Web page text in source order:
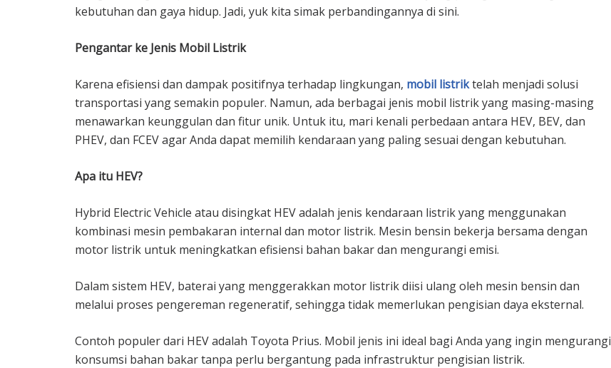
kebutuhan dan gaya hidup. Jadi, yuk kita simak perbandingannya di sini.
Pengantar ke Jenis Mobil Listrik
Karena efisiensi dan dampak positifnya terhadap lingkungan, mobil listriktelah menjadi solusi
transportasi yang semakin populer. Namun, ada berbagai jenis mobil listrik yang masing-masing
menawarkan keunggulan dan fitur unik. Untuk itu, mari kenali perbedaan antara HEV, BEV, dan
PHEV, dan FCEV agar Anda dapat memilih kendaraan yang paling sesuai dengan kebutuhan.
Apa itu HEV?
Hybrid Electric Vehicle atau disingkat HEV adalah jenis kendaraan listrik yang menggunakan
kombinasi mesin pembakaran internal dan motor listrik. Mesin bensin bekerja bersama dengan
motor listrik untuk meningkatkan efisiensi bahan bakar dan mengurangi emisi.
Dalam sistem HEV, baterai yang menggerakkan motor listrik diisi ulang oleh mesin bensin dan
melalui proses pengereman regeneratif, sehingga tidak memerlukan pengisian daya eksternal.
Contoh populer dari HEV adalah Toyota Prius. Mobil jenis ini ideal bagi Anda yang ingin mengurangi
konsumsi bahan bakar tanpa perlu bergantung pada infrastruktur pengisian listrik.